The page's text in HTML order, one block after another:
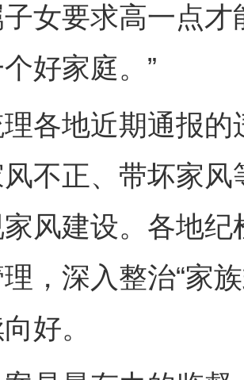
女要求高一点
好家庭。”
地近期通报的
不正、带坏家
风建设。各地
，深入整治“家
好。